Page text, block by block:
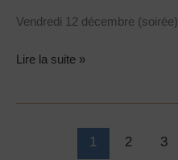
Vendredi 12 décembre (soirée)
Lire la suite »
1 2 3